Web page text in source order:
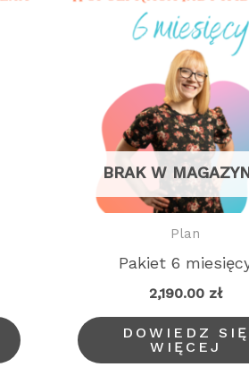
BRAK W
Plan
Pakiet 6
2,190.00 zł
DOWIEDZ SIĘ
WIĘCEJ